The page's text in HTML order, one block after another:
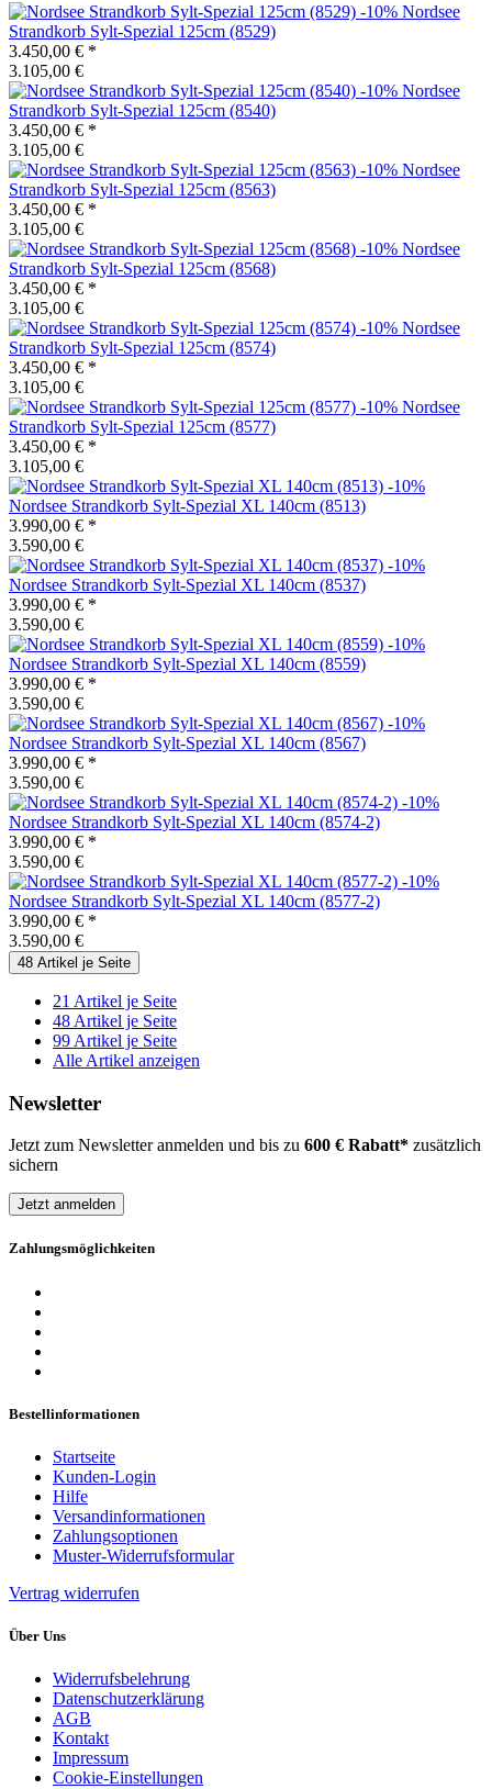
-10% Nordsee
Strandkorb Sylt-Spezial 125cm (8529)
3.450,00 € *
3.105,00 €
-10% Nordsee
Strandkorb Sylt-Spezial 125cm (8540)
3.450,00 € *
3.105,00 €
-10% Nordsee
Strandkorb Sylt-Spezial 125cm (8563)
3.450,00 € *
3.105,00 €
-10% Nordsee
Strandkorb Sylt-Spezial 125cm (8568)
3.450,00 € *
3.105,00 €
-10% Nordsee
Strandkorb Sylt-Spezial 125cm (8574)
3.450,00 € *
3.105,00 €
-10% Nordsee
Strandkorb Sylt-Spezial 125cm (8577)
3.450,00 € *
3.105,00 €
-10%
Nordsee Strandkorb Sylt-Spezial XL 140cm (8513)
3.990,00 € *
3.590,00 €
-10%
Nordsee Strandkorb Sylt-Spezial XL 140cm (8537)
3.990,00 € *
3.590,00 €
-10%
Nordsee Strandkorb Sylt-Spezial XL 140cm (8559)
3.990,00 € *
3.590,00 €
-10%
Nordsee Strandkorb Sylt-Spezial XL 140cm (8567)
3.990,00 € *
3.590,00 €
-10%
Nordsee Strandkorb Sylt-Spezial XL 140cm (8574-2)
3.990,00 € *
3.590,00 €
-10%
Nordsee Strandkorb Sylt-Spezial XL 140cm (8577-2)
3.990,00 € *
3.590,00 €
48 Artikel je Seite
21 Artikel je Seite
48 Artikel je Seite
99 Artikel je Seite
Alle Artikel anzeigen
Newsletter
Jetzt zum Newsletter anmelden und bis zu 600 € Rabatt* zusätzlich
sichern
Jetzt anmelden
Zahlungsmöglichkeiten
Bestellinformationen
Startseite
Kunden-Login
Hilfe
Versandinformationen
Zahlungsoptionen
Muster-Widerrufsformular
Vertrag widerrufen
Über Uns
Widerrufsbelehrung
Datenschutzerklärung
AGB
Kontakt
Impressum
Cookie-Einstellungen